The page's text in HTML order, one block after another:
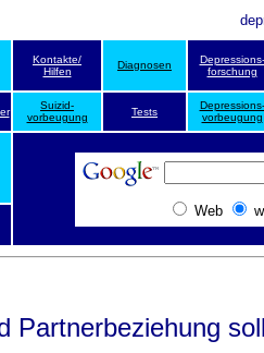
Kontakte/
Hilfen
Diagnosen
Depressions-
forschung
Suizid-
vorbeugung
Tests
Depressions-
vorbeugung
Web
Partnerbeziehung